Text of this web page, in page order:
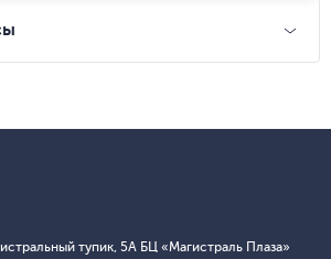
тупик, 5А БЦ «Магистраль Плаза»